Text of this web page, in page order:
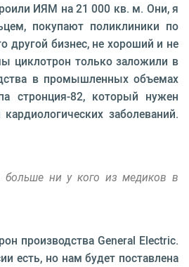
ИЯМ на 21 000 кв. м. Они, я
покупают поликлиники по
другой бизнес, не хороший и не
циклотрон только заложили в
в промышленных объемах
стронция-82, который нужен
заболеваний.
больше ни у кого из медиков в
производства General Electric.
есть, но нам будет поставлена